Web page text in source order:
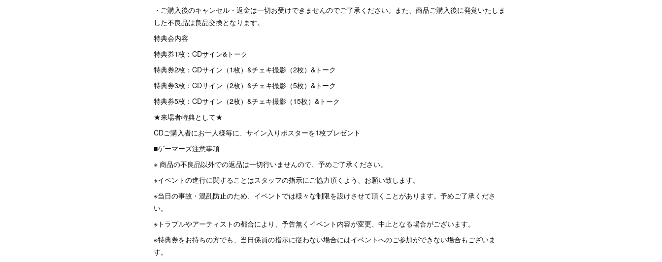
・ご購入後のキャンセル・返金は一切お受けできませんのでご了承ください。また、商品ご購入後に発覚いたしま
した不良品は良品交換となります。
特典会内容
特典券1枚：CDサイン&トーク
特典券2枚：CDサイン（1枚）&チェキ撮影（2枚）&トーク
特典券3枚：CDサイン（2枚）&チェキ撮影（5枚）&トーク
特典券5枚：CDサイン（2枚）&チェキ撮影（15枚）&トーク
★来場者特典として★
CDご購入者にお一人様毎に、サイン入りポスターを1枚プレゼント
■ゲーマーズ注意事項
※ 商品の不良品以外での返品は一切行いませんので、予めご了承ください。
※イベントの進行に関することはスタッフの指示にご協力頂くよう、お願い致します。
※当日の事故・混乱防止のため、イベントでは様々な制限を設けさせて頂くことがあります。予めご了承くださ
い。
※トラブルやアーティストの都合により、予告無くイベント内容が変更、中止となる場合がございます。
※特典券をお持ちの方でも、当日係員の指示に従わない場合にはイベントへのご参加ができない場合もございま
す。